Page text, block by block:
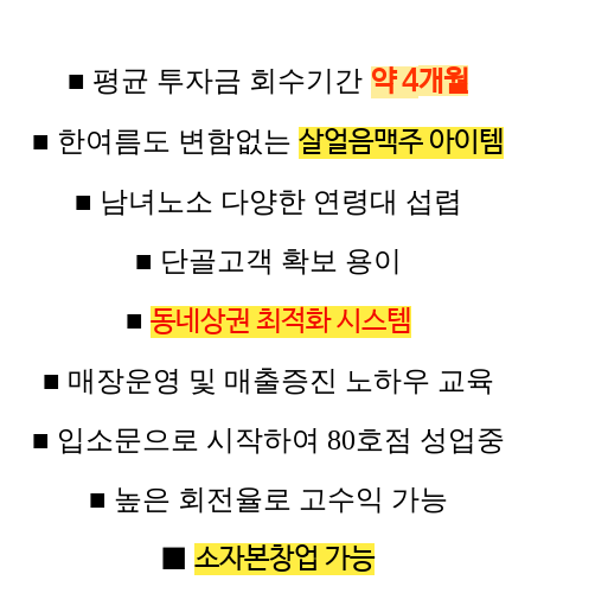
■ 평균 투자금 회수기간 약 4개월
■ 한여름도 변함없는 살얼음맥주 아이템
■ 남녀노소 다양한 연령대 섭렵
■ 단골고객 확보 용이
■ 동네상권 최적화 시스템
■ 매장운영 및 매출증진 노하우 교육
■ 입소문으로 시작하여 80호점 성업중
■ 높은 회전율로 고수익 가능
■ 소자본창업 가능